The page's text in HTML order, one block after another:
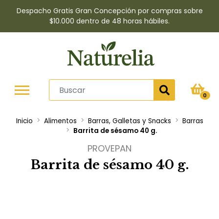
Despacho Gratis Gran Concepción por compras sobre
$10.000 dentro de 48 horas hábiles.
0
Inicio Alimentos Barras, Galletas y Snacks
Barras
Barrita de sésamo 40 g.
PROVEPAN
Barrita de sésamo 40 g.